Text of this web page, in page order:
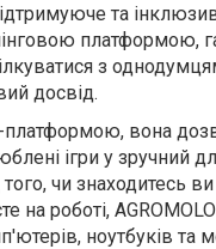
та
платформою,
з
досвід.
платформою, вона
ігри у зручний
чи знаходитесь
на роботі,
ноутбуків та